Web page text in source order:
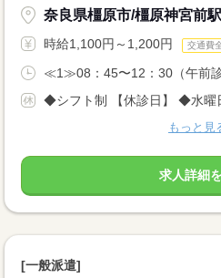
奈良県橿原市/橿原神宮前駅
時給1,100円～1,200円 交通費
≪1≫08：45〜12：30（午前
◆シフト制 【休診日】 ◆水曜
もっと見
求人詳細
[一般派遣]